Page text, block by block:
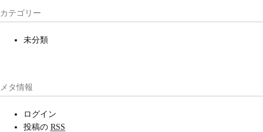
カテゴリー
未分類
メタ情報
ログイン
投稿の RSS